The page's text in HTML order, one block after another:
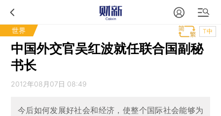
世界 T中
中国外交官吴红波就任联合国副秘
书长
2012年08月07日 08:49
今后如何发展好社会和经济，使整个国际社会能够为